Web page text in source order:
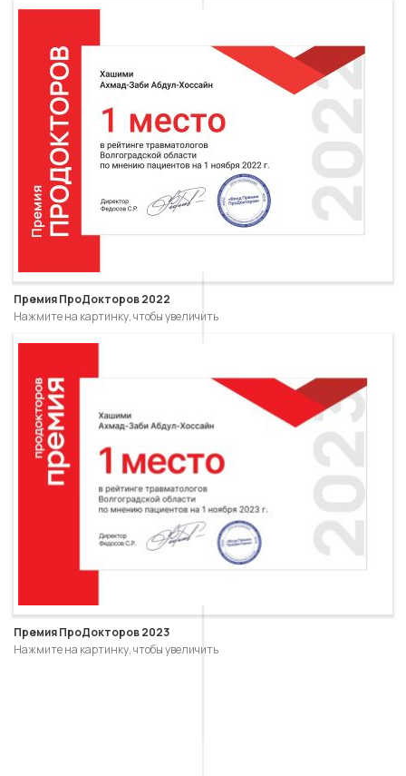
Премия ПроДокторов 2022
Нажмите на картинку, чтобы увеличить
Премия ПроДокторов 2023
Нажмите на картинку, чтобы увеличить